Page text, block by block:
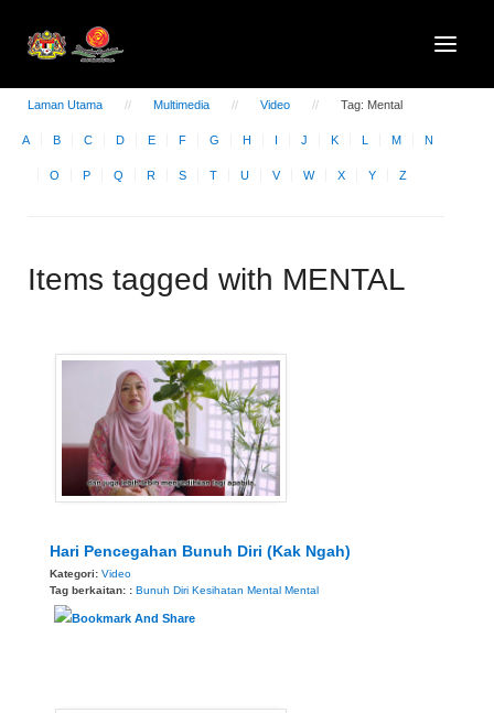
Laman Utama Multimedia Video Tag: Mental
A B C D E F G H I J K L M N
O P Q R S T U V W X Y Z
Items tagged with MENTAL
Hari Pencegahan Bunuh Diri (Kak Ngah)
Kategori: Video
Tag berkaitan: : Bunuh Diri Kesihatan Mental Mental